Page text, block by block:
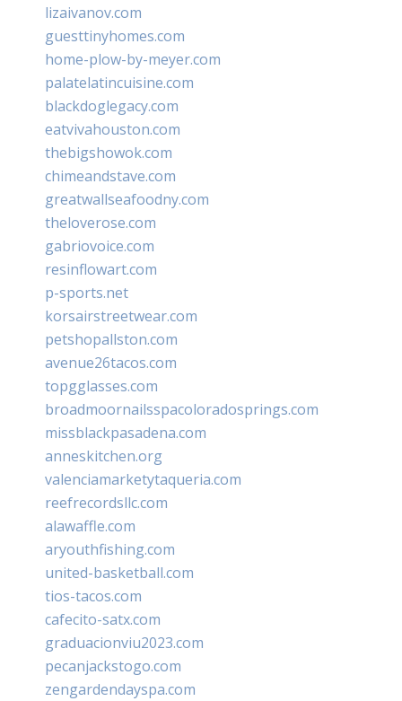
lizaivanov.com
guesttinyhomes.com
home-plow-by-meyer.com
palatelatincuisine.com
blackdoglegacy.com
eatvivahouston.com
thebigshowok.com
chimeandstave.com
greatwallseafoodny.com
theloverose.com
gabriovoice.com
resinflowart.com
p-sports.net
korsairstreetwear.com
petshopallston.com
avenue26tacos.com
topgglasses.com
broadmoornailsspacoloradosprings.com
missblackpasadena.com
anneskitchen.org
valenciamarketytaqueria.com
reefrecordsllc.com
alawaffle.com
aryouthfishing.com
united-basketball.com
tios-tacos.com
cafecito-satx.com
graduacionviu2023.com
pecanjackstogo.com
zengardendayspa.com